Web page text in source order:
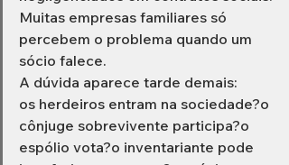
Muitas empresas familiares só
percebem o problema quando um
sócio falece.
A dúvida aparece tarde demais:
os herdeiros entram na sociedade?o
cônjuge sobrevivente participa?o
espólio vota?o inventariante pode